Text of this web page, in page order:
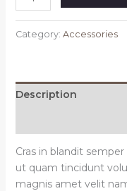
pearl
necklace
quantity
Category: Accessories
Description
Cras in blandit
ut quam tincidunt
magnis amet velit